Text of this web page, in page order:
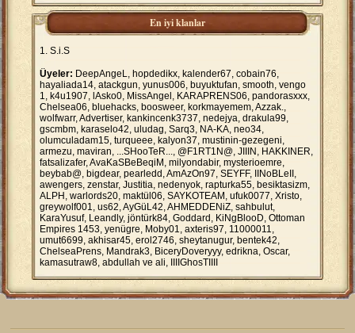
En iyi klanlar
S.i.S
Üyeler: DeepAngeL, hopdedikx, kalender67, cobain76,
hayaliada14, atackgun, yunus006, buyuktufan, smooth, vengo
1, k4u1907, lAsko0, MissAngel, KARAPRENS06, pandorasxxx,
Chelsea06, bluehacks, boosweer, korkmayemem, Azzak.,
wolfwarr, Advertiser, kankincenk3737, nedejya, drakula99,
gscmbm, karaselo42, uludag, Sarq3, NA-KA, neo34,
olumculadam15, turqueee, kalyon37, mustinin-gezegeni,
armezu, maviran, ...SHooTeR..., @F1RT1N@, JIIIN, HAKKINER,
fatsalizafer, AvaKaSBeBeqiM, milyondabir, mysterioemre,
beybab@, bigdear, pearledd, AmAzOn97, SEYFF, IINoBLeII,
awengers, zenstar, Justitia, nedenyok, rapturka55, besiktasizm,
ALPH, warlords20, maktül06, SAYKOTEAM, ufuk0077, Xristo,
greywolf001, us62, AyGüL42, AHMEDDENiZ, sahbulut,
KaraYusuf, Leandly, jöntürk84, Goddard, KiNgBlooD, Ottoman
Empires 1453, yenügre, Moby01, axteris97, 11000011,
umut6699, akhisar45, erol2746, sheytanugur, bentek42,
ChelseaPrens, Mandrak3, BiceryDoveryyy, edrikna, Oscar,
kamasutraw8, abdullah ve ali, IIIIGhosTIIII